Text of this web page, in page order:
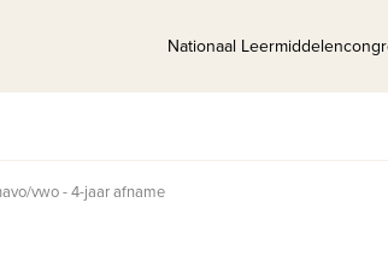
Nationaal
vwo - 4-jaar afname